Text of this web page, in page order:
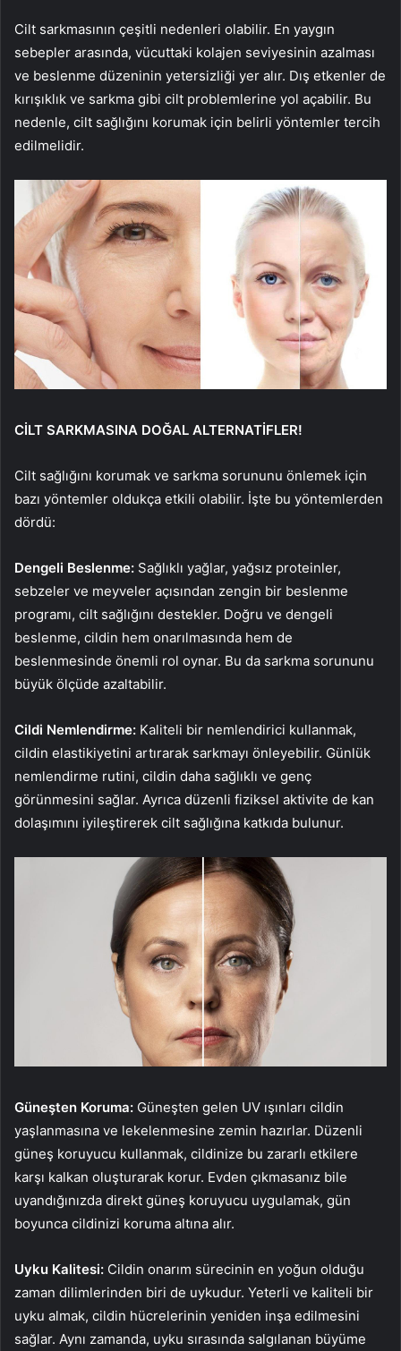
Cilt sarkmasının çeşitli nedenleri olabilir. En yaygın
sebepler arasında, vücuttaki kolajen seviyesinin azalması
ve beslenme düzeninin yetersizliği yer alır. Dış etkenler de
kırışıklık ve sarkma gibi cilt problemlerine yol açabilir. Bu
nedenle, cilt sağlığını korumak için belirli yöntemler tercih
edilmelidir.
CİLT SARKMASINA DOĞAL ALTERNATİFLER!
Cilt sağlığını korumak ve sarkma sorununu önlemek için
bazı yöntemler oldukça etkili olabilir. İşte bu yöntemlerden
dördü:
Dengeli Beslenme: Sağlıklı yağlar, yağsız proteinler,
sebzeler ve meyveler açısından zengin bir beslenme
programı, cilt sağlığını destekler. Doğru ve dengeli
beslenme, cildin hem onarılmasında hem de
beslenmesinde önemli rol oynar. Bu da sarkma sorununu
büyük ölçüde azaltabilir.
Cildi Nemlendirme: Kaliteli bir nemlendirici kullanmak,
cildin elastikiyetini artırarak sarkmayı önleyebilir. Günlük
nemlendirme rutini, cildin daha sağlıklı ve genç
görünmesini sağlar. Ayrıca düzenli fiziksel aktivite de kan
dolaşımını iyileştirerek cilt sağlığına katkıda bulunur.
Güneşten Koruma: Güneşten gelen UV ışınları cildin
yaşlanmasına ve lekelenmesine zemin hazırlar. Düzenli
güneş koruyucu kullanmak, cildinize bu zararlı etkilere
karşı kalkan oluşturarak korur. Evden çıkmasanız bile
uyandığınızda direkt güneş koruyucu uygulamak, gün
boyunca cildinizi koruma altına alır.
Uyku Kalitesi: Cildin onarım sürecinin en yoğun olduğu
zaman dilimlerinden biri de uykudur. Yeterli ve kaliteli bir
uyku almak, cildin hücrelerinin yeniden inşa edilmesini
sağlar. Aynı zamanda, uyku sırasında salgılanan büyüme